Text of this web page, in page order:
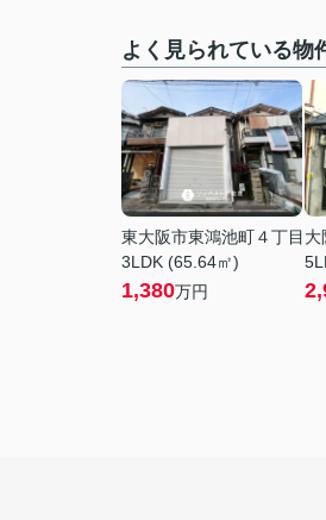
よく見られている物
東大阪市東鴻池町４丁目
3LDK (65.64㎡)
1,380万円
大